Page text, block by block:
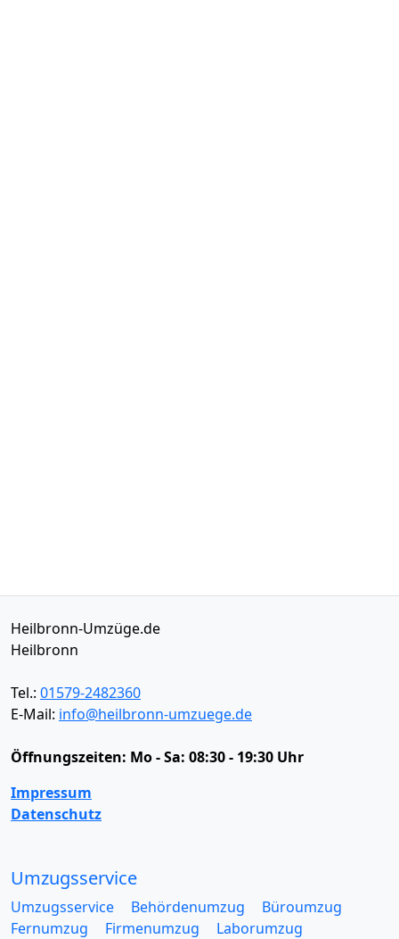
Heilbronn-Umzüge.de
Heilbronn
Tel.: 01579-2482360
E-Mail: info@heilbronn-umzuege.de
Öffnungszeiten: Mo - Sa: 08:30 - 19:30 Uhr
Impressum
Datenschutz
Umzugsservice
Umzugsservice Behördenumzug
Büroumzug
Fernumzug
Firmenumzug
Laborumzug